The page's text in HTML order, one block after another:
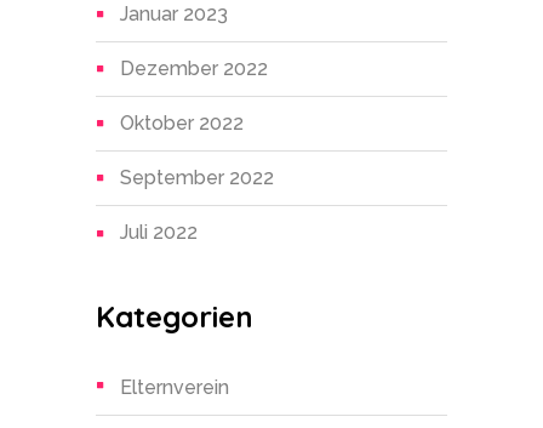
Januar 2023
Dezember 2022
Oktober 2022
September 2022
Juli 2022
Kategorien
Elternverein